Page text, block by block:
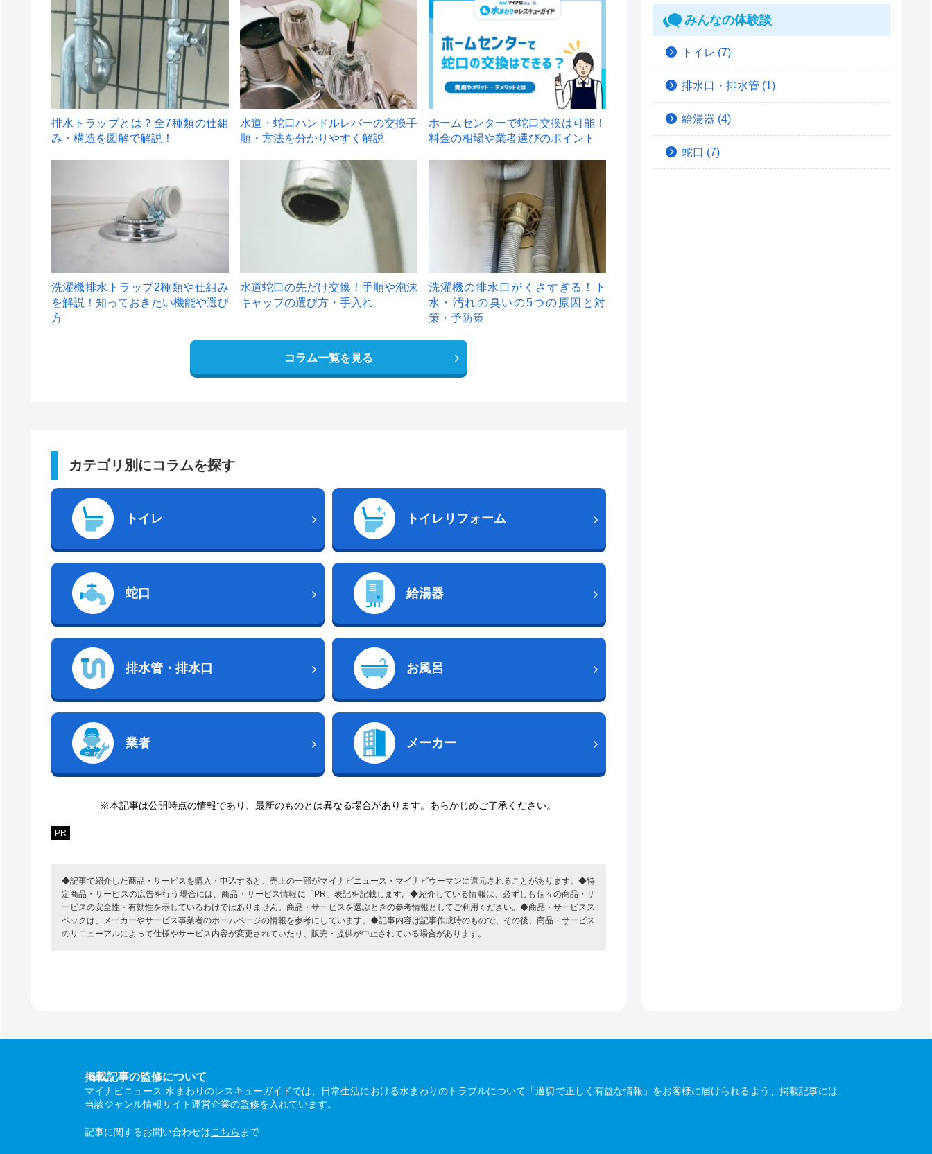
1
排水トラップとは？全7種類の仕組
み・構造を図解で解説！
2
水道・蛇口ハンドルレバーの交換手
順・方法を分かりやすく解説
ホームセンターで蛇口交換は可能！
料金の相場や業者選びのポイント
洗濯機排水トラップ2種類や仕組み
を解説！知っておきたい機能や選び
方
水道蛇口の先だけ交換！手順や泡沫
キャップの選び方・手入れ
洗濯機の排水口がくさすぎる！下
水・汚れの臭いの5つの原因と対
策・予防策
コラム一覧を見る
カテゴリ別にコラムを探す
トイレ トイレリフォーム
蛇口 給湯器
排水管・排水口 お風呂
業者 メーカー
※本記事は公開時点の情報であり、最新のものとは異なる場合があります。あらかじめご了承ください。
PR
◆記事で紹介した商品・サービスを購入・申込すると、売上の一部がマイナビニュース・マイナビウーマンに還元されることがあります。◆特
定商品・サービスの広告を行う場合には、商品・サービス情報に「PR」表記を記載します。◆紹介している情報は、必ずしも個々の商品・サ
ービスの安全性・有効性を示しているわけではありません。商品・サービスを選ぶときの参考情報としてご利用ください。◆商品・サービスス
ペックは、メーカーやサービス事業者のホームページの情報を参考にしています。◆記事内容は記事作成時のもので、その後、商品・サービス
のリニューアルによって仕様やサービス内容が変更されていたり、販売・提供が中止されている場合があります。
みんなの体験談
トイレ (7)
排水口・排水管 (1)
給湯器 (4)
蛇口 (7)
掲載記事の監修について
マイナビニュース 水まわりのレスキューガイドでは、日常生活における水まわりのトラブルについて「適切で正しく有益な情報」をお客様に届けられるよう、掲載記事には、
当該ジャンル情報サイト運営企業の監修を入れています。
記事に関するお問い合わせはこちら まで